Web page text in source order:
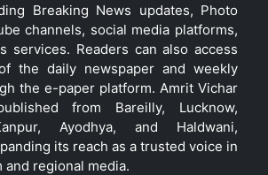
Breaking News updates, Photo
channels, social media platforms,
services. Readers can also access
the daily newspaper and weekly
the e-paper platform. Amrit Vichar
from Bareilly, Lucknow,
Ayodhya, and Haldwani,
its reach as a trusted voice in
and regional media.